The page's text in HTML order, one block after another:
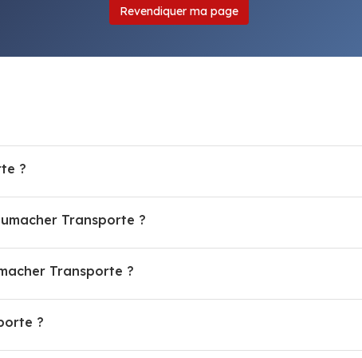
Revendiquer ma page
?
Transporte ?
Transporte ?
?